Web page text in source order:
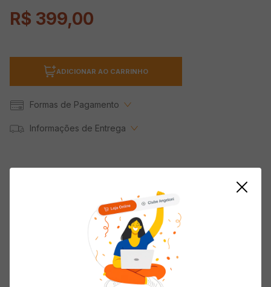
R$ 399,00
ADICIONAR AO CARRINHO
Formas de Pagamento
Informações de Entrega
Descrição do produto
Multiprocessador OSTER 7 em 1 1000W 220V